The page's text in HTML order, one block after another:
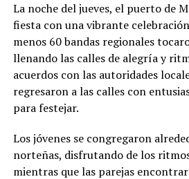
La noche del jueves, el puerto de
fiesta con una vibrante
menos 60 bandas regionales
llenando las calles de alegría y
acuerdos con las autoridades
regresaron a las calles con
para festejar.
Los jóvenes se congregaron
norteñas, disfrutando de los
mientras que las parejas